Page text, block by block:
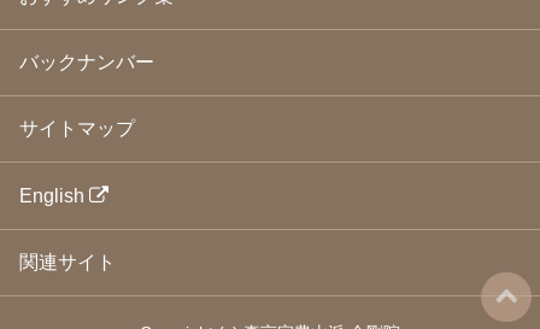
2008年5月(21)
(24)
2008年2月 (21)
2008年1月(23)
2007年12月
2007年9月
2007年8月(26)
バックナンバー
サイトマップ
English
関連サイト